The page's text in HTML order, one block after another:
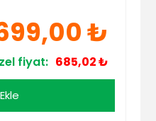
₺
fiyat: 685,02 ₺